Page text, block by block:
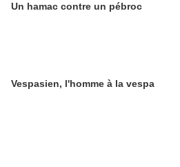
Un hamac contre un pébroc
Vespasien, l'homme à la vespa